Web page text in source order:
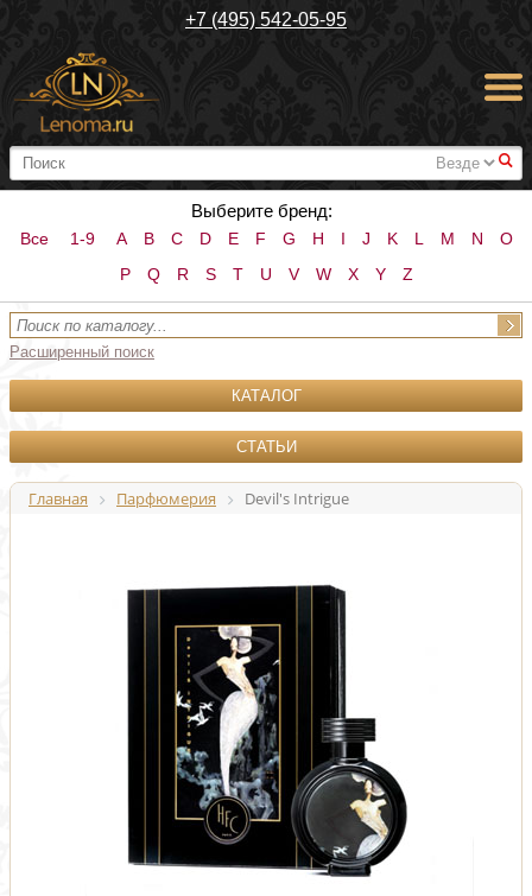
+7 (495) 542-05-95
#
Выберите бренд:
Все 1-9 A B C D E F G H I J K L M N
O
P
Q R S T U V W X Y Z
Расширенный поиск
КАТАЛОГ
СТАТЬИ
Главная Парфюмерия Devil's Intrigue